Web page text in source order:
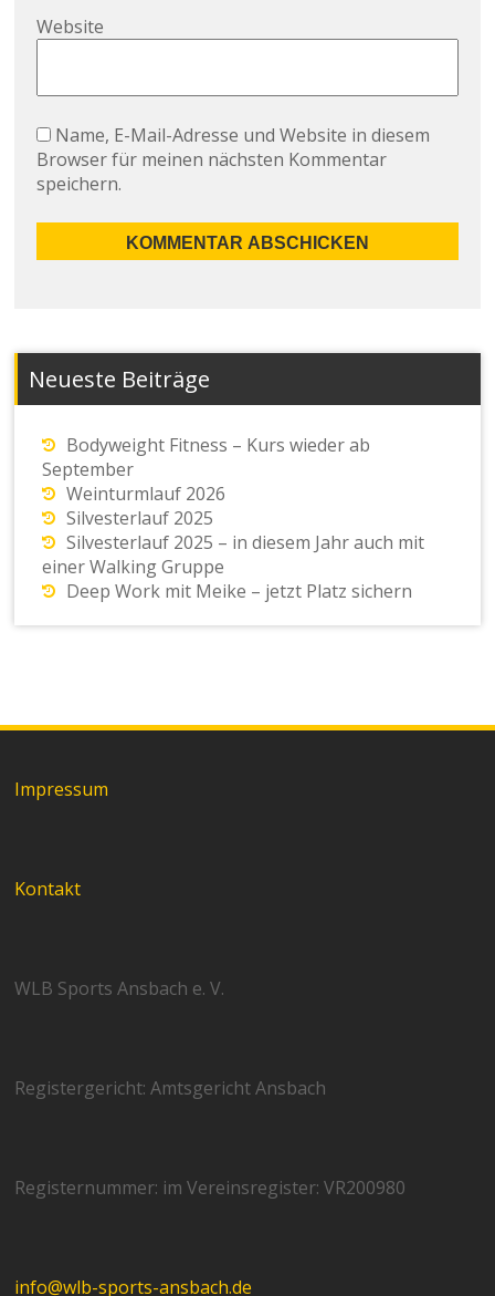
Website
Name, E-Mail-Adresse und Website in diesem
Browser für meinen nächsten Kommentar
speichern.
Neueste Beiträge
Bodyweight Fitness – Kurs wieder ab
September
Weinturmlauf 2026
Silvesterlauf 2025
Silvesterlauf 2025 – in diesem Jahr auch mit
einer Walking Gruppe
Deep Work mit Meike – jetzt Platz sichern
Impressum
Kontakt
WLB Sports Ansbach e. V.
Registergericht: Amtsgericht Ansbach
Registernummer: im Vereinsregister: VR200980
info@wlb-sports-ansbach.de